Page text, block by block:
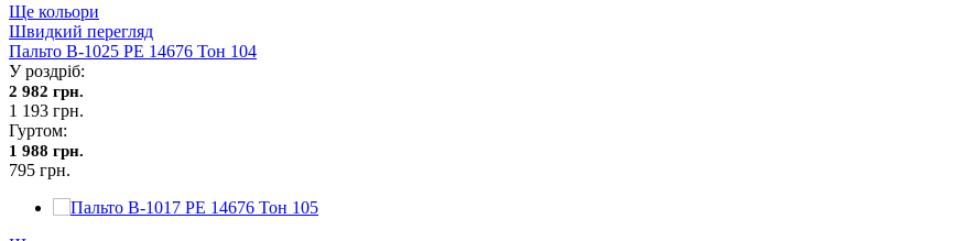
Ще кольори
Швидкий перегляд
Пальто В-1025 PE 14676 Тон 104
У роздріб:
2 982 грн.
1 193 грн.
Гуртом:
1 988 грн.
795 грн.